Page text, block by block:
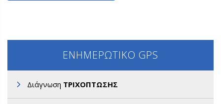
ΕΝΗΜΕΡΩΤΙΚΟ GPS
Διάγνωση ΤΡΙΧΟΠΤΩΣΗΣ